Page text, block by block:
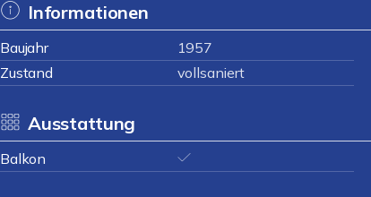
Informationen
Baujahr 1957
Zustand
vollsaniert
Ausstattung
Balkon